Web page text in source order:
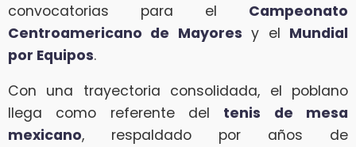
convocatorias para el Campeonato
Centroamericano de Mayores y el Mundial
por Equipos.
Con una trayectoria consolidada, el poblano
llega como referente del tenis de mesa
mexicano, respaldado por años de